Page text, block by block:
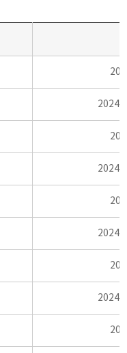
2024
2024
2024
2024